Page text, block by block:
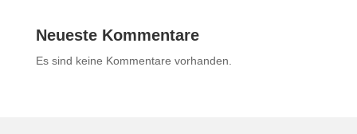
Neueste Kommentare
Es sind keine Kommentare vorhanden.